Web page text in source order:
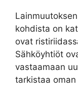
kohdista on
ovat
Sähköyhtiöt
vastaamaan
tarkistaa